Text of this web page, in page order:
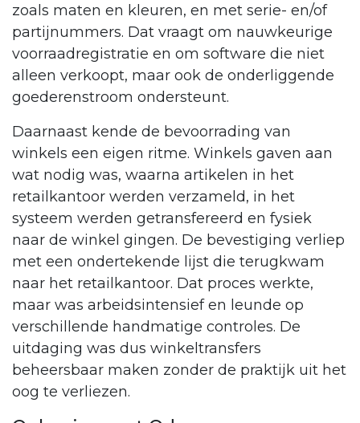
zoals maten en kleuren, en met serie- en/of
partijnummers. Dat vraagt om nauwkeurige
voorraadregistratie en om software die niet
alleen verkoopt, maar ook de onderliggende
goederenstroom ondersteunt.
Daarnaast kende de bevoorrading van
winkels een eigen ritme. Winkels gaven aan
wat nodig was, waarna artikelen in het
retailkantoor werden verzameld, in het
systeem werden getransfereerd en fysiek
naar de winkel gingen. De bevestiging verliep
met een ondertekende lijst die terugkwam
naar het retailkantoor. Dat proces werkte,
maar was arbeidsintensief en leunde op
verschillende handmatige controles. De
uitdaging was dus winkeltransfers
beheersbaar maken zonder de praktijk uit het
oog te verliezen.